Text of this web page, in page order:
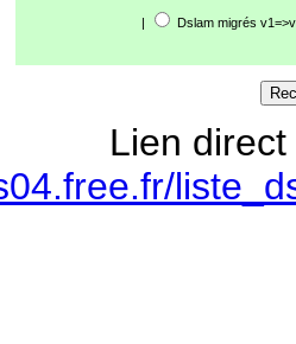
| Dslam migrés
Lien